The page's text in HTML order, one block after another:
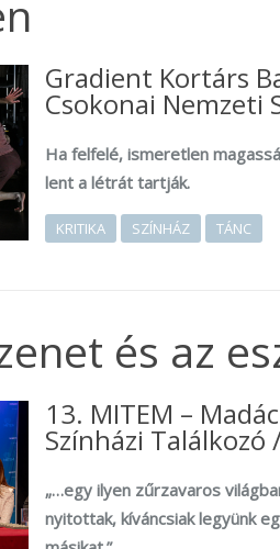
Gradient Kortárs
Csokonai Nemzeti
Ha felfelé, ismeretlen
lent a létrát tartják.
KRITIKA SZÍNHÁZ TÁNC
és az
13. MITEM –
Színházi Találkozó
„…egy ilyen zűrzavaros
nyitottak, kíváncsiak legyünk